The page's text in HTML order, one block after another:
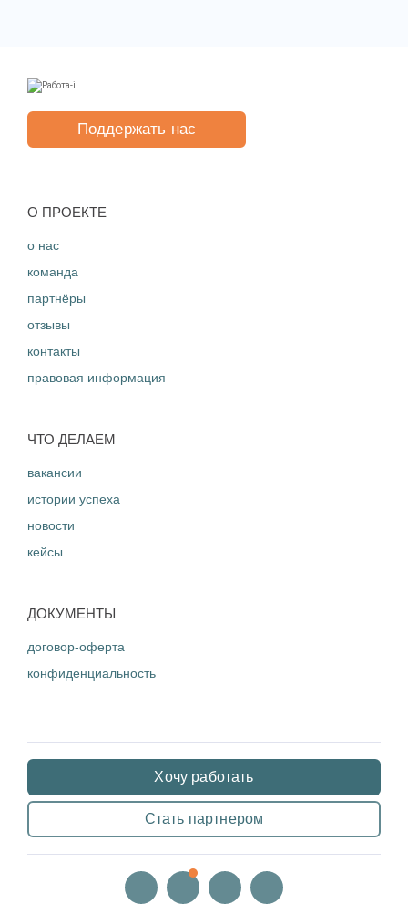
Поддержать нас
O ПРОЕКТЕ
о нас
команда
партнёры
отзывы
контакты
правовая информация
ЧТО ДЕЛАЕМ
вакансии
истории успеха
новости
кейсы
ДОКУМЕНТЫ
договор-оферта
конфиденциальность
Хочу работать
Стать партнером